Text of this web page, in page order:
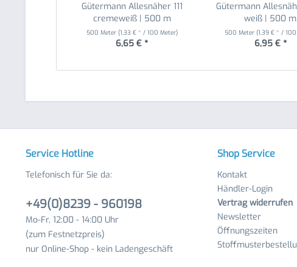
Gütermann Allesnäher 111
cremeweiß | 500 m
500 Meter (1,33 € * / 100 Meter)
6,65 € *
Gütermann
weiß | 500 m
500 Meter(1,39 € * /
6,95 € *
Service Hotline
Telefonisch für Sie da:
+49(0)8239 - 960198
Mo-Fr, 12:00 - 14:00 Uhr
(zum Festnetzpreis)
nur Online-Shop - kein Ladengeschäft
Shop Service
Kontakt
Händler-Login
Vertrag widerrufen
Newsletter
Öffnungszeiten